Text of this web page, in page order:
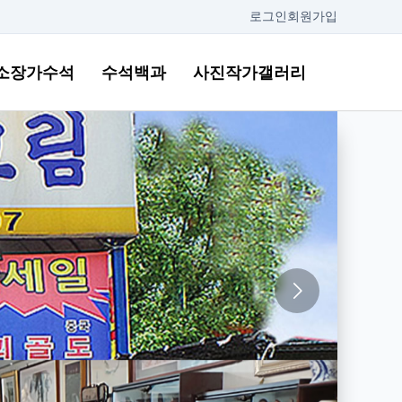
로그인회원가입
장가수석 수석백과 사진작가갤러리